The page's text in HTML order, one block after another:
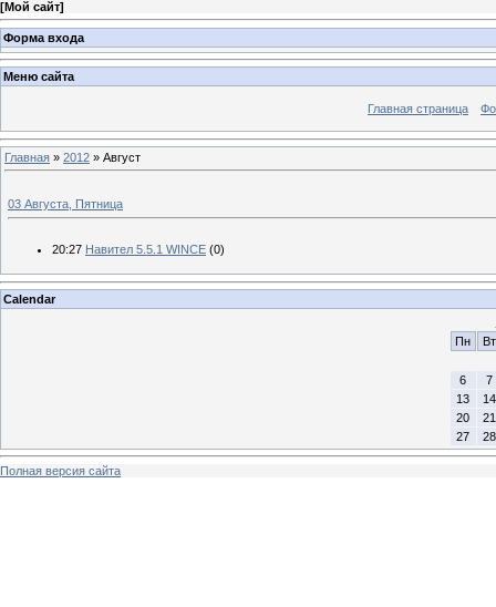
[Мой сайт]
Форма входа
Меню сайта
Главная страница
Главная » 2012 » Август
03 Августа, Пятница
20:27 Навител 5.5.1 WINCE (0)
Calendar
Пн
Вт
6
7
13
14
20
21
27
28
Полная версия сайта